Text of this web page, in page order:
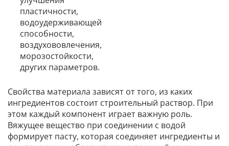
пластичности,
водоудерживающей
способности,
воздухововлечения,
морозостойкости,
других параметров.
Свойства материала зависят от того, из каких
ингредиентов состоит строительный раствор. При
этом каждый компонент играет важную роль.
Вяжущее вещество при соединении с водой
формирует пасту, которая соединяет ингредиенты и